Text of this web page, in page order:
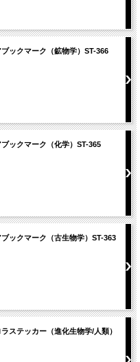
ックマーク（鉱物学）ST-366
ックマーク（化学）ST-365
ックマーク（古生物学）ST-363
ステッカー（進化生物学/人類）